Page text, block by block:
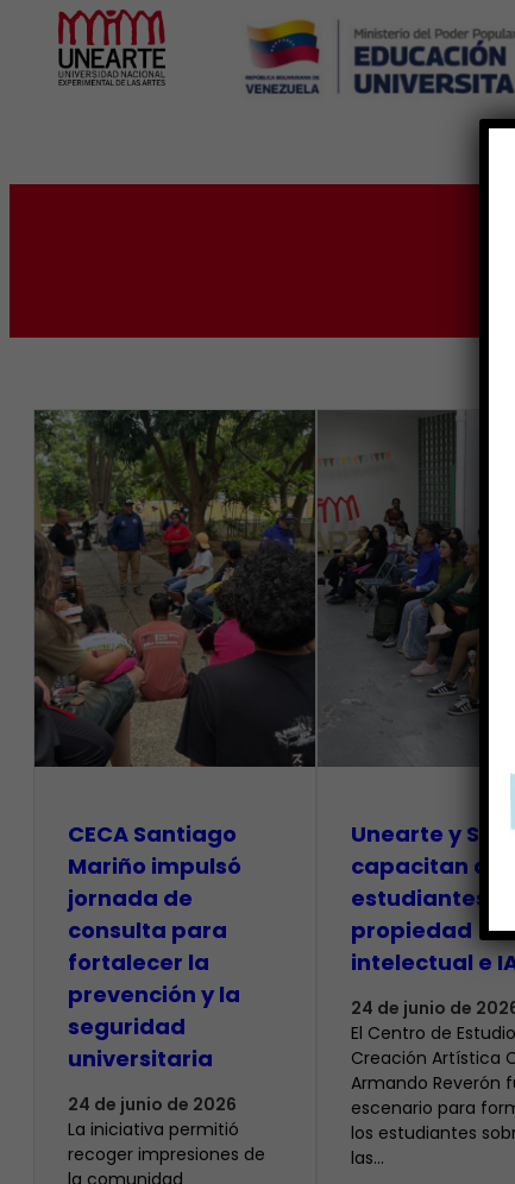
CECA Santiago
Mariño impulsó
jornada de
consulta para
fortalecer la
prevención y la
seguridad
universitaria
24 de junio de 2026
La iniciativa permitió
recoger impresiones de
Unearte y SAPI
capacitan a
estudiantes
propiedad
intelectual e
24 de junio de
El Centro de
Creación Artística
Armando Reverón
escenario para
los estudiantes
las…